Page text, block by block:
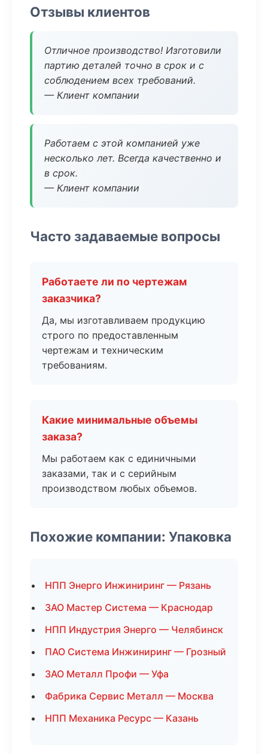
Отзывы клиентов
Отличное производство! Изготовили
партию деталей точно в срок и с
соблюдением всех требований.
— Клиент компании
Работаем с этой компанией уже
несколько лет. Всегда качественно и
в срок.
— Клиент компании
Часто задаваемые вопросы
Работаете ли по чертежам
заказчика?
Да, мы изготавливаем продукцию
строго по предоставленным
чертежам и техническим
требованиям.
Какие минимальные объемы
заказа?
Мы работаем как с единичными
заказами, так и с серийным
производством любых объемов.
Похожие компании: Упаковка
НПП Энерго Инжиниринг — Рязань
ЗАО Мастер Система — Краснодар
НПП Индустрия Энерго — Челябинск
ПАО Система Инжиниринг — Грозный
ЗАО Металл Профи — Уфа
Фабрика Сервис Металл — Москва
НПП Механика Ресурс — Казань